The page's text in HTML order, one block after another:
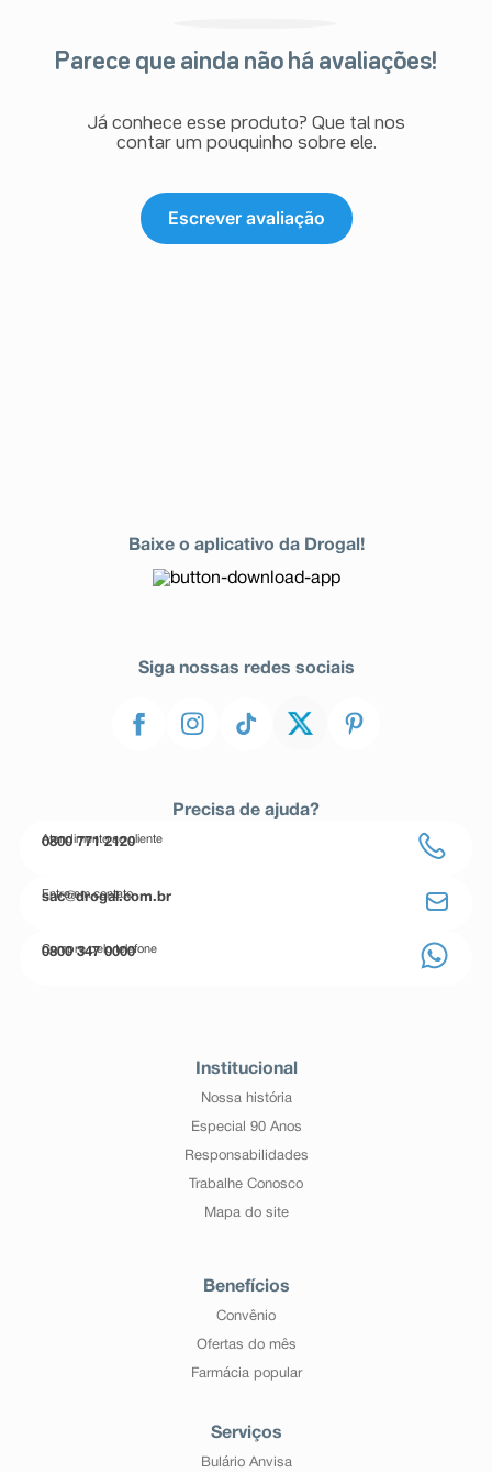
Parece que ainda não há avaliações!
Já conhece esse produto? Que tal nos
contar um pouquinho sobre ele.
Escrever avaliação
Baixe o aplicativo da Drogal!
Siga nossas redes sociais
Precisa de ajuda?
Atendimento ao cliente
0800 771 2120
Entre em contato
sac@drogal.com.br
Compre pelo telefone
0800 347 0000
Institucional
Nossa história
Especial 90 Anos
Responsabilidades
Trabalhe Conosco
Mapa do site
Benefícios
Convênio
Ofertas do mês
Farmácia popular
Serviços
Bulário Anvisa